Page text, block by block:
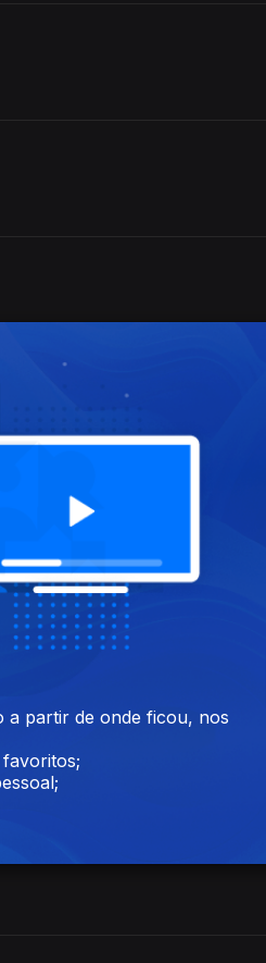
a partir de onde ficou, nos